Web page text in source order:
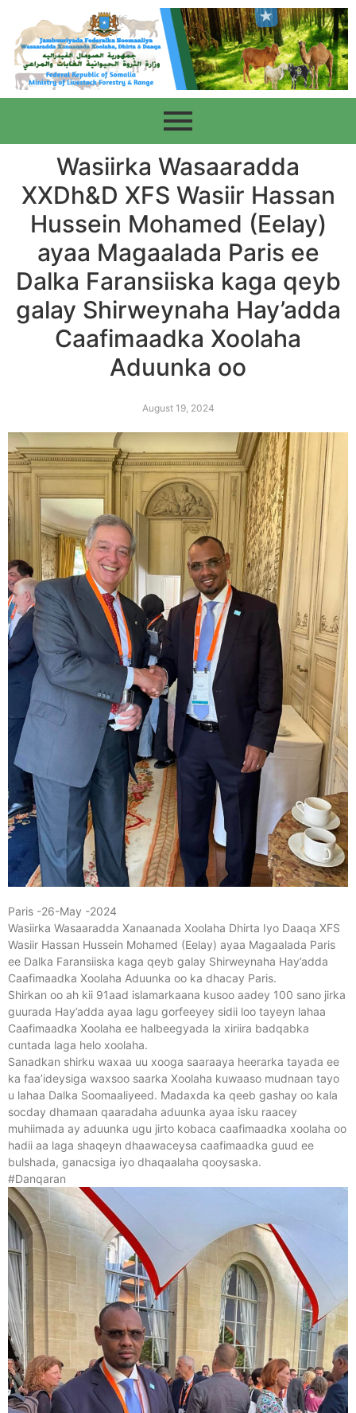
Wasiirka Wasaaradda
XXDh&D XFS Wasiir Hassan
Hussein Mohamed (Eelay)
ayaa Magaalada Paris ee
Dalka Faransiiska kaga qeyb
galay Shirweynaha Hay’adda
Caafimaadka Xoolaha
Aduunka oo
August 19, 2024
Paris -26-May -2024
Wasiirka Wasaaradda Xanaanada Xoolaha Dhirta Iyo Daaqa XFS
Wasiir Hassan Hussein Mohamed (Eelay) ayaa Magaalada Paris
ee Dalka Faransiiska kaga qeyb galay Shirweynaha Hay’adda
Caafimaadka Xoolaha Aduunka oo ka dhacay Paris.
Shirkan oo ah kii 91aad islamarkaana kusoo aadey 100 sano jirka
guurada Hay’adda ayaa lagu gorfeeyey sidii loo tayeyn lahaa
Caafimaadka Xoolaha ee halbeegyada la xiriira badqabka
cuntada laga helo xoolaha.
Sanadkan shirku waxaa uu xooga saaraaya heerarka tayada ee
ka faa’ideysiga waxsoo saarka Xoolaha kuwaaso mudnaan tayo
u lahaa Dalka Soomaaliyeed. Madaxda ka qeeb gashay oo kala
socday dhamaan qaaradaha aduunka ayaa isku raacey
muhiimada ay aduunka ugu jirto kobaca caafimaadka xoolaha oo
hadii aa laga shaqeyn dhaawaceysa caafimaadka guud ee
bulshada, ganacsiga iyo dhaqaalaha qooysaska.
#Danqaran